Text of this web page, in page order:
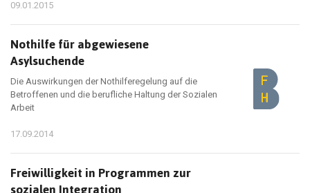
09.01.2015
Nothilfe für abgewiesene
Asylsuchende
Die Auswirkungen der Nothilferegelung auf die
Betroffenen und die berufliche Haltung der Sozialen
Arbeit
17.09.2014
Freiwilligkeit in Programmen zur